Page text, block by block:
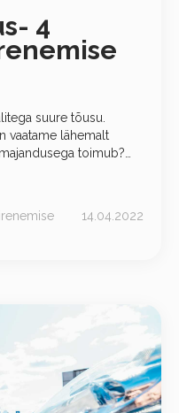
4
suure tõusu.
vaatame lähemalt
14.04.2022